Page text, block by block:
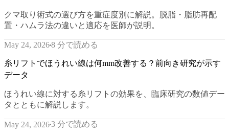
クマ取り術式の選び方を重症度別に解説。脱脂・脂肪再配
置・ハムラ法の違いと適応を医師が説明。
May 24, 20268 分で読める
糸リフトでほうれい線は何mm改善する？前向き研究が示す
データ
ほうれい線に対する糸リフトの効果を、臨床研究の数値デー
タとともに解説します。
May 24, 20263 分で読める